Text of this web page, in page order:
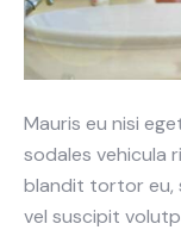
Mauris eu nisi
sodales vehicula
blandit tortor eu,
vel suscipit